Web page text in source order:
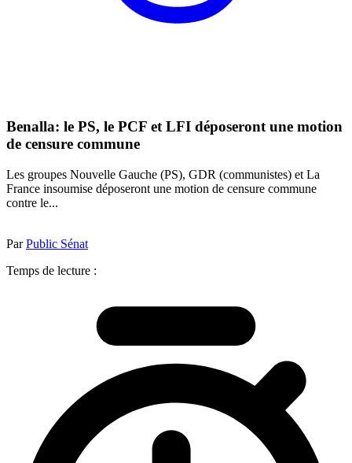
Benalla: le PS, le PCF et LFI déposeront une motion
de censure commune
Les groupes Nouvelle Gauche (PS), GDR (communistes) et La
France insoumise déposeront une motion de censure commune
contre le...
ParPublic Sénat
Temps de lecture :